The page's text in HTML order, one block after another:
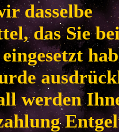
dasselbe
das Sie
werden